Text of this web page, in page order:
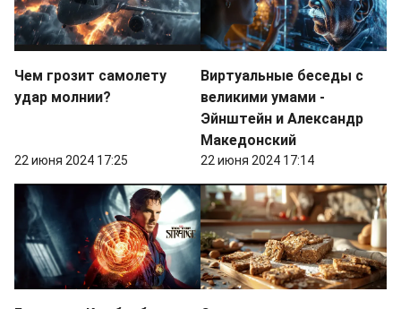
Чем грозит самолету
удар молнии?
22 июня 2024 17:25
Виртуальные беседы с
великими умами -
Эйнштейн и Александр
Македонский
22 июня 2024 17:14